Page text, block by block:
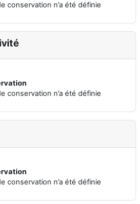
conservation n’a été définie
conservation n’a été définie
conservation n’a été définie